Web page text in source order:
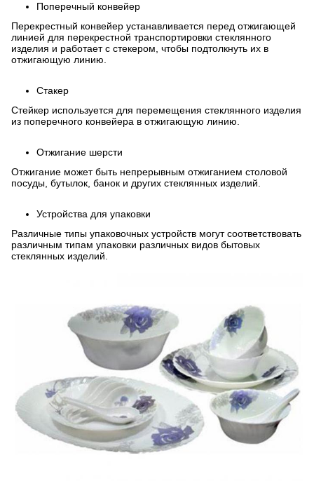
Поперечный конвейер
Перекрестный конвейер устанавливается перед отжигающей
линией для перекрестной транспортировки стеклянного
изделия и работает с стекером, чтобы подтолкнуть их в
отжигающую линию.
Стакер
Стейкер используется для перемещения стеклянного изделия
из поперечного конвейера в отжигающую линию.
Отжигание шерсти
Отжигание может быть непрерывным отжиганием столовой
посуды, бутылок, банок и других стеклянных изделий.
Устройства для упаковки
Различные типы упаковочных устройств могут соответствовать
различным типам упаковки различных видов бытовых
стеклянных изделий.